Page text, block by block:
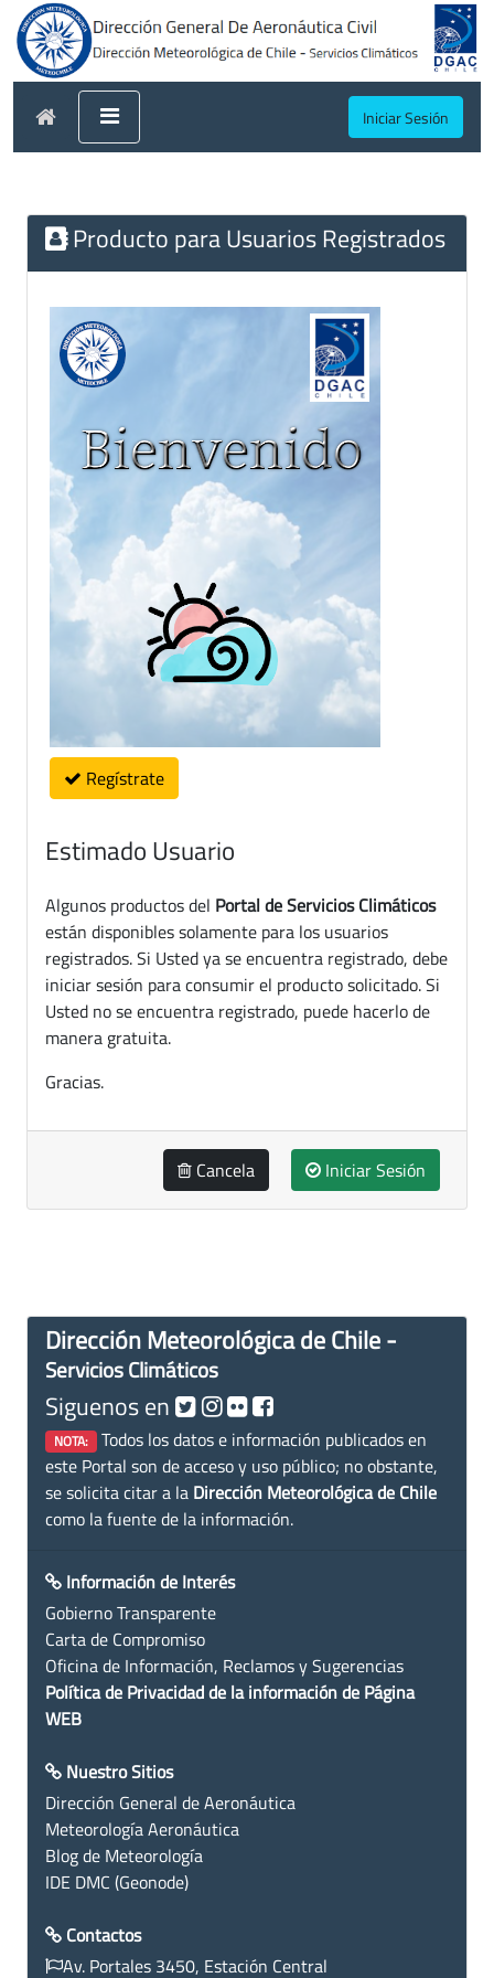
Iniciar Sesión
Producto para Usuarios Registrados
Regístrate
Estimado Usuario
Algunos productos del Portal de Servicios Climáticos
están disponibles solamente para los usuarios
registrados. Si Usted ya se encuentra registrado, debe
iniciar sesión para consumir el producto solicitado. Si
Usted no se encuentra registrado, puede hacerlo de
manera gratuita.
Gracias.
Cancela Iniciar Sesión
Dirección Meteorológica de Chile -
Servicios Climáticos
Siguenos en
NOTA: Todos los datos e información publicados en
este Portal son de acceso y uso público; no obstante,
se solicita citar a la Dirección Meteorológica de Chile
como la fuente de la información.
Información de Interés
Gobierno Transparente
Carta de Compromiso
Oficina de Información, Reclamos y Sugerencias
Política de Privacidad de la información de Página
WEB
Nuestro Sitios
Dirección General de Aeronáutica
Meteorología Aeronáutica
Blog de Meteorología
IDE DMC (Geonode)
Contactos
Av. Portales 3450, Estación Central